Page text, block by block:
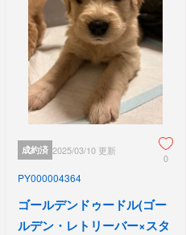
成約済 2025/03/10 更新
0
PY000004364
ゴールデンドゥードル(ゴー
ルデン・レトリーバー×スタ